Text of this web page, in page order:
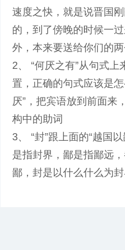
速度之快，就是说晋国
的，到了傍晚的时候一
外，本来要送给你们的
2、 “何厌之有”从句式
置，正确的句式应该是
厌”，把宾语放到前面来
构中的助词
3、 “封”跟上面的“越国
是指封界，鄙是指鄙远
鄙，封是以什么什么为